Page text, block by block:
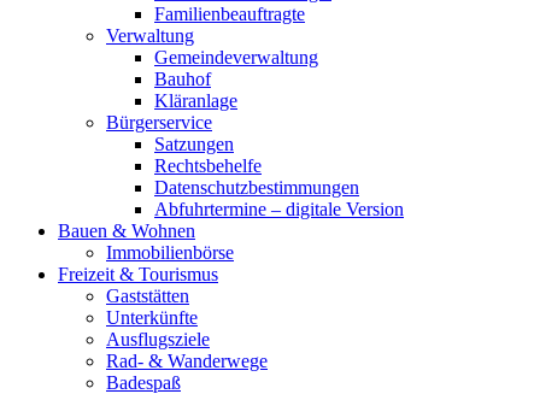
Familienbeauftragte
Verwaltung
Gemeindeverwaltung
Bauhof
Kläranlage
Bürgerservice
Satzungen
Rechtsbehelfe
Datenschutzbestimmungen
Abfuhrtermine – digitale Version
Bauen & Wohnen
Immobilienbörse
Freizeit & Tourismus
Gaststätten
Unterkünfte
Ausflugsziele
Rad- & Wanderwege
Badespaß